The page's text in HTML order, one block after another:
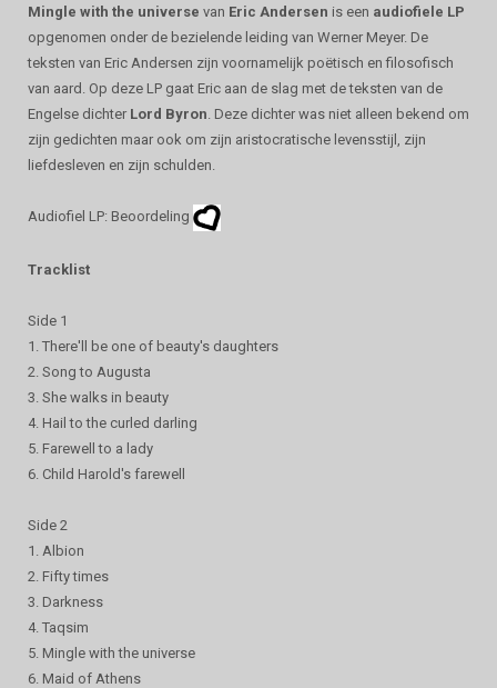
Mingle with the universe van Eric Andersen is een audiofiele LP
opgenomen onder de bezielende leiding van Werner Meyer. De
teksten van Eric Andersen zijn voornamelijk poëtisch en filosofisch
van aard. Op deze LP gaat Eric aan de slag met de teksten van de
Engelse dichter Lord Byron. Deze dichter was niet alleen bekend om
zijn gedichten maar ook om zijn aristocratische levensstijl, zijn
liefdesleven en zijn schulden.
Audiofiel LP: Beoordeling
Tracklist
Side 1
1. There'll be one of beauty's daughters
2. Song to Augusta
3. She walks in beauty
4. Hail to the curled darling
5. Farewell to a lady
6. Child Harold's farewell
Side 2
1. Albion
2. Fifty times
3. Darkness
4. Taqsim
5. Mingle with the universe
6. Maid of Athens